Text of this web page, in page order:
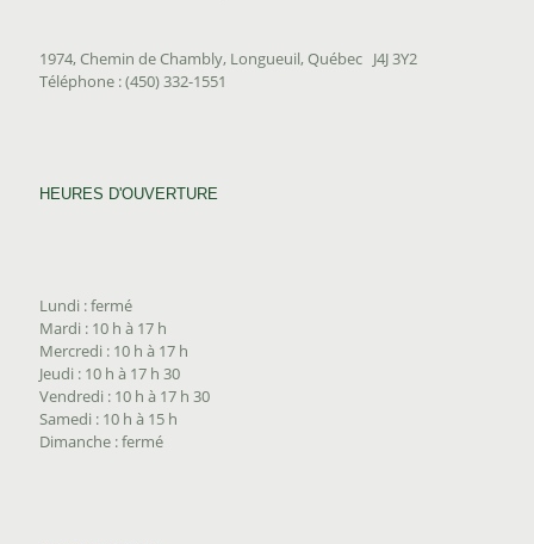
1974, Chemin de Chambly, Longueuil, Québec J4J 3Y2
Téléphone : (450) 332-1551
HEURES D'OUVERTURE
Lundi : fermé
Mardi : 10 h à 17 h
Mercredi : 10 h à 17 h
Jeudi : 10 h à 17 h 30
Vendredi : 10 h à 17 h 30
Samedi : 10 h à 15 h
Dimanche : fermé